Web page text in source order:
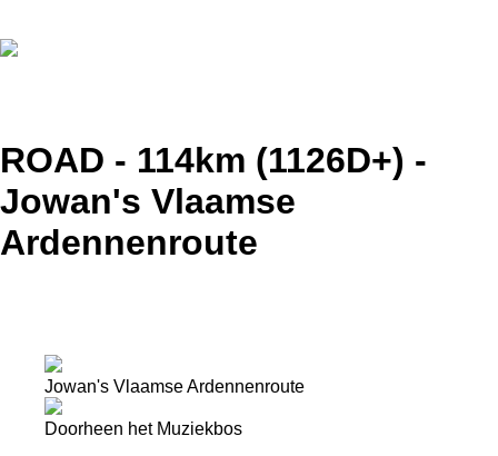
ROAD - 114km (1126D+) -
Jowan's Vlaamse
Ardennenroute
Jowan's Vlaamse Ardennenroute
Doorheen het Muziekbos